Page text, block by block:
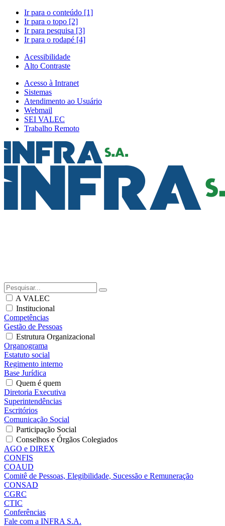
Ir para o conteúdo [1]
Ir para o topo [2]
Ir para pesquisa [3]
Ir para o rodapé [4]
Acessibilidade
Alto Contraste
Acesso à Intranet
Sistemas
Atendimento ao Usuário
Webmail
SEI VALEC
Trabalho Remoto
A VALEC
Institucional
Competências
Gestão de Pessoas
Estrutura Organizacional
Organograma
Estatuto social
Regimento interno
Base Jurídica
Quem é quem
Diretoria Executiva
Superintendências
Escritórios
Comunicação Social
Participação Social
Conselhos e Órgãos Colegiados
AGO e DIREX
CONFIS
COAUD
Comitê de Pessoas, Elegibilidade, Sucessão e Remuneração
CONSAD
CGRC
CTIC
Conferências
Fale com a INFRA S.A.